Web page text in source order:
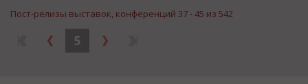
Пост-релизы выставок, конференций 37 - 45 из 542
5